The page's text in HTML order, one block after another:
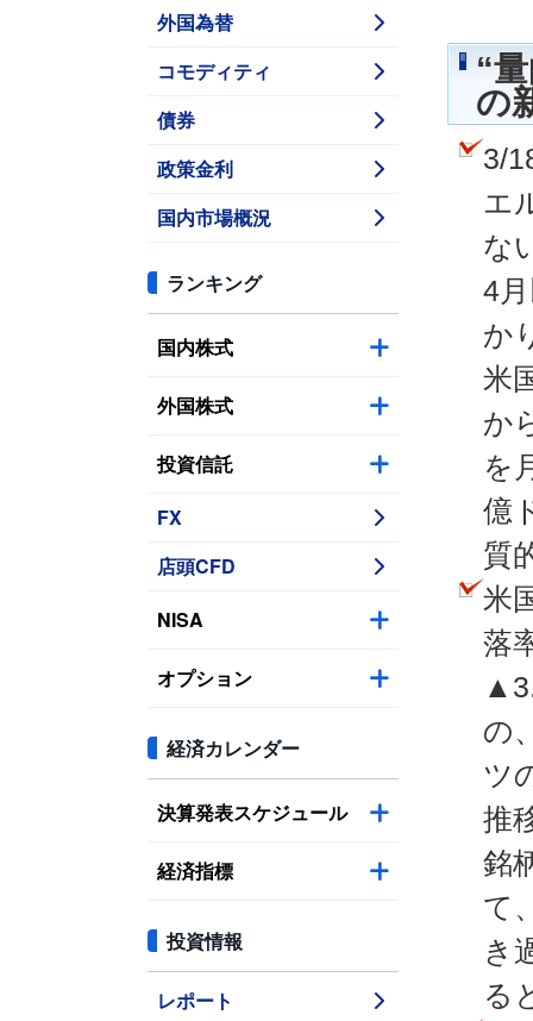
外国為替
コモディティ
債券
政策金利
国内市場概況
ランキング
国内株式
外国株式
投資信託
FX
店頭CFD
NISA
オプション
経済カレンダー
決算発表スケジュール
経済指標
投資情報
レポート
“
の
3/
エ
な
4
か
米
か
を
億
質
米
落
の
ツ
推
銘
て
き
る